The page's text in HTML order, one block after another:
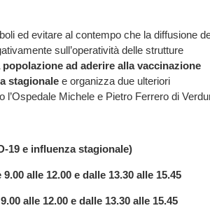
ed evitare al contempo che la diffusione
sull’operatività delle strutture
ad aderire alla vaccinazione
stagionale e organizza due ulteriori
Michele e Pietro Ferrero di
19 e influenza stagionale)
alle 12.00 e dalle 13.30 alle 15.45
alle 12.00 e dalle 13.30 alle 15.45